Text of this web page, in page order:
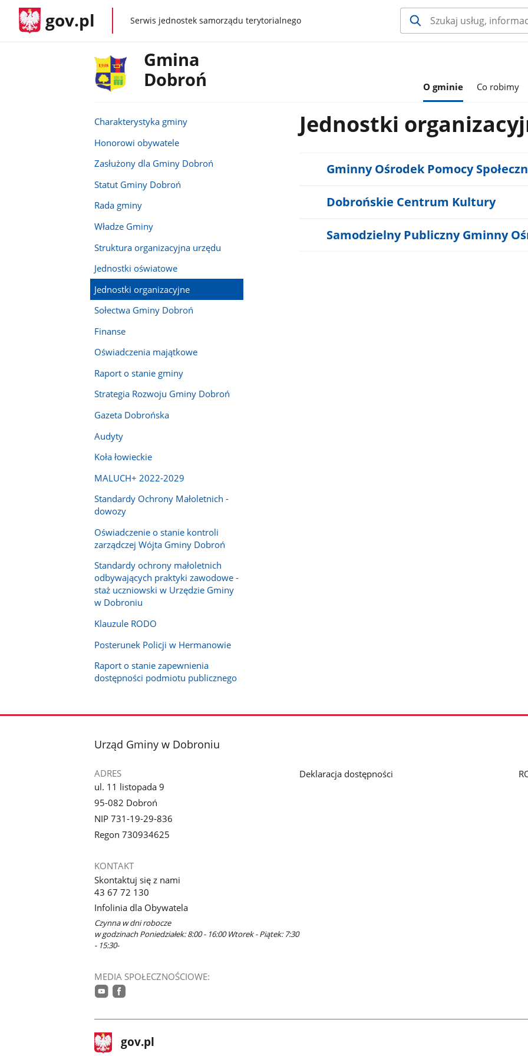
gov.pl gov.plSerwis jednostek samorządu terytorialnego
Gmina
Dobroń
O gminie Co robimy
Charakterystyka gminy
Honorowi obywatele
Zasłużony dla Gminy Dobroń
Statut Gminy Dobroń
Rada gminy
Władze Gminy
Struktura organizacyjna urzędu
Jednostki oświatowe
Jednostki organizacyjne
Sołectwa Gminy Dobroń
Finanse
Oświadczenia majątkowe
Raport o stanie gminy
Strategia Rozwoju Gminy Dobroń
Gazeta Dobrońska
Audyty
Koła łowieckie
MALUCH+ 2022-2029
Standardy Ochrony Małoletnich -
dowozy
Oświadczenie o stanie kontroli
zarządczej Wójta Gminy Dobroń
Standardy ochrony małoletnich
odbywających praktyki zawodowe -
staż uczniowski w Urzędzie Gminy
w Dobroniu
Klauzule RODO
Posterunek Policji w Hermanowie
Raport o stanie zapewnienia
dostępności podmiotu publicznego
Jednostki
Gminny Ośrodek Pomocy
Dobrońskie Centrum Kultury
Samodzielny Publiczny Gminny
stopka
Urząd Gminy w Dobroniu
ADRES
ul. 11 listopada 9
95-082 Dobroń
NIP 731-19-29-836
Regon 730934625
KONTAKT
Skontaktuj się z nami
43 67 72 130
Infolinia dla Obywatela
Czynna w dni robocze
w godzinach Poniedziałek: 8:00 - 16:00 Wtorek - Piątek: 7:30
- 15:30-
MEDIA SPOŁECZNOŚCIOWE:
Deklaracja dostępności
stopka
gov.pl Strona
gov.pl